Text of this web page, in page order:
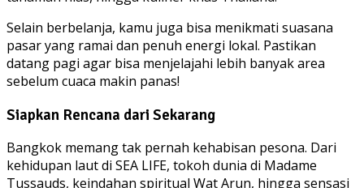
Selain berbelanja, kamu juga bisa menikmati suasana
pasar yang ramai dan penuh energi lokal. Pastikan
datang pagi agar bisa menjelajahi lebih banyak area
sebelum cuaca makin panas!
Siapkan Rencana dari Sekarang
Bangkok memang tak pernah kehabisan pesona. Dari
kehidupan laut di SEA LIFE, tokoh dunia di Madame
Tussauds, keindahan spiritual Wat Arun, hingga sensasi